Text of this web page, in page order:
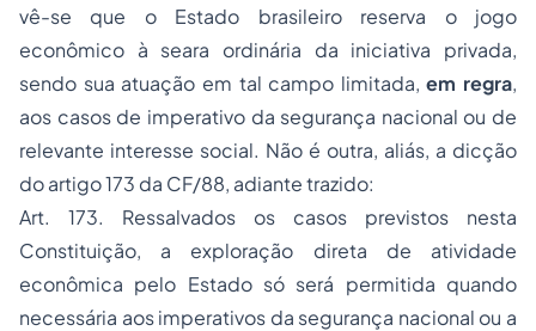
vê-se que o Estado brasileiro reserva o jogo
econômico à seara ordinária da iniciativa privada,
sendo sua atuação em tal campo limitada,em regra,
aos casos de imperativo da segurança nacional ou de
relevante interesse social. Não é outra, aliás, a dicção
do artigo 173 da CF/88, adiante trazido:
Art. 173. Ressalvados os casos previstos nesta
Constituição, a exploração direta de atividade
econômica pelo Estado só será permitida quando
necessária aos imperativos da segurança nacional ou a